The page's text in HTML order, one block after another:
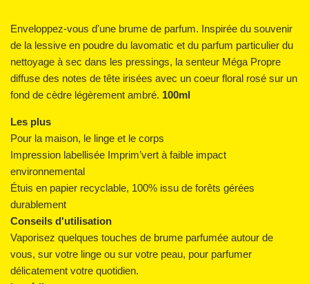
Enveloppez-vous d'une brume de parfum. Inspirée du souvenir
de la lessive en poudre du lavomatic et du parfum particulier du
nettoyage à sec dans les pressings, la senteur Méga Propre
diffuse des notes de tête irisées avec un coeur floral rosé sur un
fond de cèdre légèrement ambré. 100ml
Les plus
Pour la maison, le linge et le corps
Impression labellisée Imprim’vert à faible impact
environnemental
Étuis en papier recyclable, 100% issu de forêts gérées
durablement
Conseils d'utilisation
Vaporisez quelques touches de brume parfumée autour de
vous, sur votre linge ou sur votre peau, pour parfumer
délicatement votre quotidien.